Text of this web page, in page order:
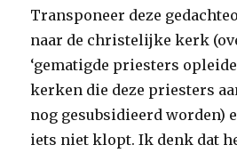
Transponeer deze
naar de christelijke kerk
‘gematigde priesters
kerken die deze priesters
nog gesubsidieerd worden)
iets niet klopt. Ik denk dat